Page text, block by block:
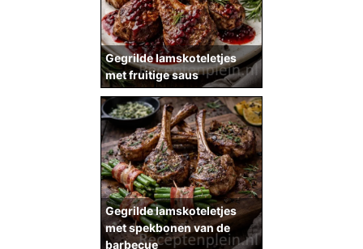
Gegrilde lamskoteletjes
met fruitige saus
Gegrilde lamskoteletjes
met spekbonen van de
barbecue